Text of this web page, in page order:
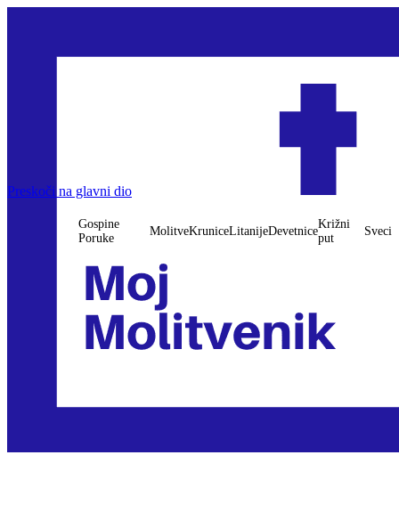
Preskoči na glavni dio
Gospine
Poruke
MolitveKruniceLitanijeDevetnice
Križni
put
Sveci